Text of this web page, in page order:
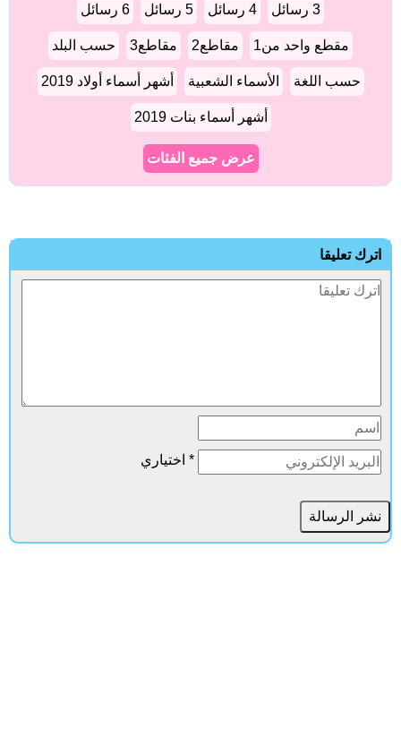
3 رسائل 4 رسائل 5 رسائل 6 رسائل
مقطع واحد من1 مقاطع2 مقاطع3 حسب البلد
حسب اللغة الأسماء الشعبية أشهر أسماء أولاد 2019
أشهر أسماء بنات 2019
عرض جميع الفئات
اترك تعليقا
* اختياري